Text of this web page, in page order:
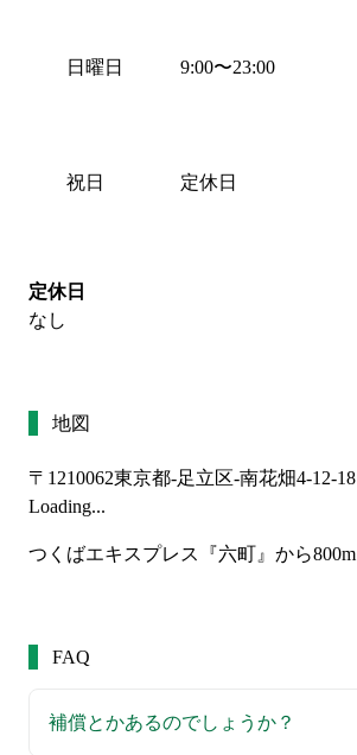
日曜日
祝日
9:00〜23:00
定休日
定休日
なし
地図
〒1210062東京都-足立区-南花畑4-12-18
Loading...
つくばエキスプレス『六町』から800m
FAQ
補償とかあるのでしょうか？